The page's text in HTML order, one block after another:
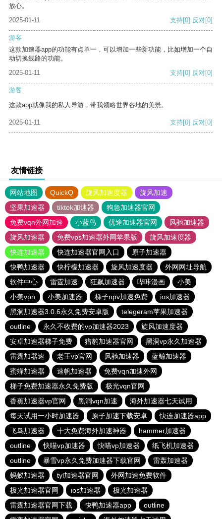
放心。
2025-01-11
支持[0] 反对[0]
游客
这款加速器app的功能有点单一，可以增加一些新功能，比如增加一个自
动切换线路的功能。
2025-01-11
支持[0] 反对[0]
游客
这款app就像我的私人导游，带我领略世界各地的美景。
2025-01-11 支持[0] 反对[0]
友情链接
网站地图 QuickQ 旋风加速度器
旋风加速
坚果加速器
tiktok加速器
狗急加速器官网
免费vqn外网加速
小蓝鸟 优途加速器官网
风驰加速器
旋风加速器
免费vps加速器外网苹果版
旋风加速度器
快连加速器
快连加速器官网入口
原子加速器
快鸭加速器
快柠檬加速器 旋风加速度器
外网网址导航
软件中心
雷霆加速 狂飙加速器 哔咔漫画
小美
小美vpn
小美加速器 梯子npv加速免费
ios加速器
黑洞加速器3.0.6永久免费安卓版
telegeram苹果加速器
outline
永久不收费的vp加速器2023
旋风加速度器
安卓加速器梯子免费
猎豹加速器官网
黑洞vp永久加速器
雷霆加器速
老王vp官网 风驰加速器
蓝鲸加速器
蜜蜂加速器
速帆加速器
免费vqn加速外网
梯子免费加速器永久免费版
极光vqn官网
香蕉加速器vp官网
黑洞vqn加速
海外加速器七天试用
每天试用一小时加速器
原子加速下载安卓
快连加速器app
飞鸟加速器
十大免费海外加速神器
hammer加速器
outline
快喵vp加速器 快喵vp加速器
纸飞机加速器
outline
暴雪vp永久免费加速器下载官网
雷轰加速器
蚂蚁加速器
tyl加速器官网
外网加速免费软件
极光加速器官网
ios加速器
极光加速器
雷霆加速器官网下载
快鸭加速器app
outline